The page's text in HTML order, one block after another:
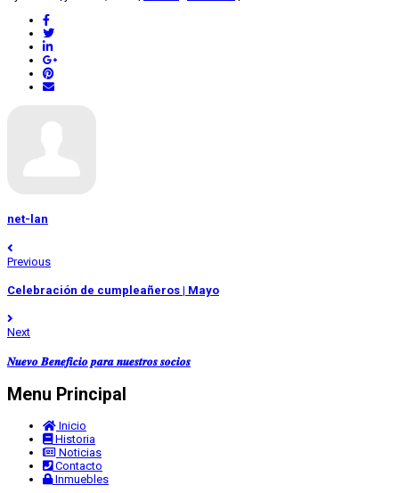
net-lan
Previous
Celebración de cumpleañeros | Mayo
Next
𝑵𝒖𝒆𝒗𝒐 𝑩𝒆𝒏𝒆𝒇𝒊𝒄𝒊𝒐 𝒑𝒂𝒓𝒂 𝒏𝒖𝒆𝒔𝒕𝒓𝒐𝒔 𝒔𝒐𝒄𝒊𝒐𝒔
Menu Principal
Inicio
Historia
Noticias
Contacto
Inmuebles